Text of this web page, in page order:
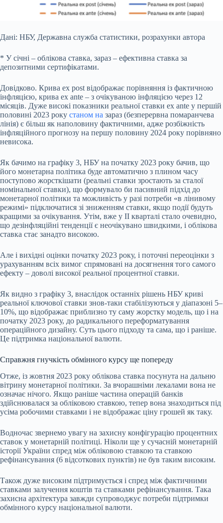
Дані: НБУ, Державна служба статистики, розрахунки автора
* У січні – облікова ставка, зараз – ефективна ставка за
депозитними сертифікатами.
Довідково. Крива ex post відображає порівняння із фактичною
інфляцією, крива ex ante – з очікуваною інфляцією через 12
місяців. Дуже високі показники реальної ставки ex ante у першій
половині 2023 року станом на зараз (безперервна помаранчева
лінія) є більш як наполовину фактичними, адже розбіжність
інфляційного прогнозу на першу половину 2024 року порівняно
невисока.
Як бачимо на графіку 3, НБУ на початку 2023 року бачив, що
його монетарна політика буде автоматично з плином часу
поступово жорсткішати (реальні ставки зростають за сталої
номінальної ставки), що формувало би пасивний підхід до
монетарної політики та можливість у разі потреби «в лінивому
режимі» підключатися зі зниженням ставки, якщо події будуть
кращими за очікування. Утім, вже у ІІ кварталі стало очевидно,
що дезінфляційні тенденції є неочікувано швидкими, і облікова
ставка стає занадто високою.
Але і вихідні оцінки початку 2023 року, і поточні переоцінки з
урахуванням всіх вимог спрямовані на досягнення того самого
ефекту – доволі високої реальної процентної ставки.
Як видно з графіку 3, внаслідок останніх рішень НБУ криві
реальної ключової ставки знов-таки стабілізуються у діапазоні 5–
10%, що відображає приблизно ту саму жорстку модель, що і на
початку 2023 року, до радикального переформатування
операційного дизайну. Суть цього підходу та сама, що і раніше.
Це підтримка національної валюти.
Справжня гнучкість обмінного курсу ще попереду
Отже, із жовтня 2023 року облікова ставка посунута на дальню
вітрину монетарної політики. За вчорашніми лекалами вона не
означає нічого. Якщо раніше частина операцій банків
здійснювалася за обліковою ставкою, тепер вона знаходиться під
усіма робочими ставками і не відображає ціну грошей як таку.
Водночас звернемо увагу на захисну конфігурацію процентних
ставок у монетарній політиці. Ніколи ще у сучасній монетарній
історії України спред між обліковою ставкою та ставкою
рефінансування (6 відсоткових пунктів) не був таким високим.
Також дуже високим підтримується і спред між фактичними
ставками залучення коштів та ставками рефінансування. Така
захисна архітектура завжди супроводжує потреби підтримки
обмінного курсу національної валюти.